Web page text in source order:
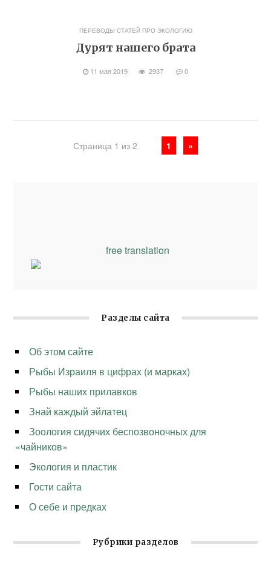
ПЕРЕВОДЫ СТАТЕЙ ПРО ЭКОЛОГИЮ
Дурят нашего брата
11 мая 2019 2937 0
Страница 1 из 2 1 »
free translation
Разделы сайта
Об этом сайте
Рыбы Израиля в цифрах (и марках)
Рыбы наших прилавков
Знай каждый эйлатец
Зоология сидячих беспозвоночных для
«чайников»
Экология и пластик
Гости сайта
О себе и предках
Рубрики разделов